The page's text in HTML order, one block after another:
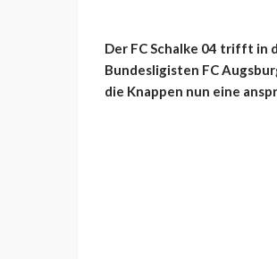
Der FC Schalke 04 trifft in
Bundesligisten FC
die Knappen nun eine